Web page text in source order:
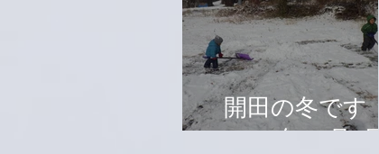
開田の冬です
2024年12月8日